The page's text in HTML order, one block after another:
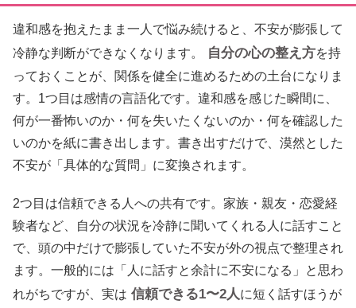
違和感を抱えたまま一人で悩み続けると、不安が膨張して
冷静な判断ができなくなります。
自分の心の整え方を持
っておくことが、関係を健全に進めるための土台になりま
す。1つ目は感情の言語化です。違和感を感じた瞬間に、
何が一番怖いのか・何を失いたくないのか・何を確認した
いのかを紙に書き出します。書き出すだけで、漠然とした
不安が「具体的な質問」に変換されます。
2つ目は信頼できる人への共有です。家族・親友・恋愛経
験者など、自分の状況を冷静に聞いてくれる人に話すこと
で、頭の中だけで膨張していた不安が外の視点で整理され
ます。一般的には「人に話すと余計に不安になる」と思わ
れがちですが、実は 信頼できる1〜2人に短く話すほうが